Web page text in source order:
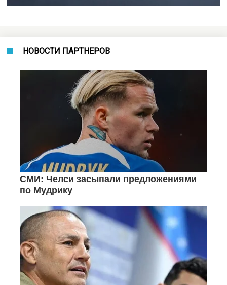
НОВОСТИ ПАРТНЕРОВ